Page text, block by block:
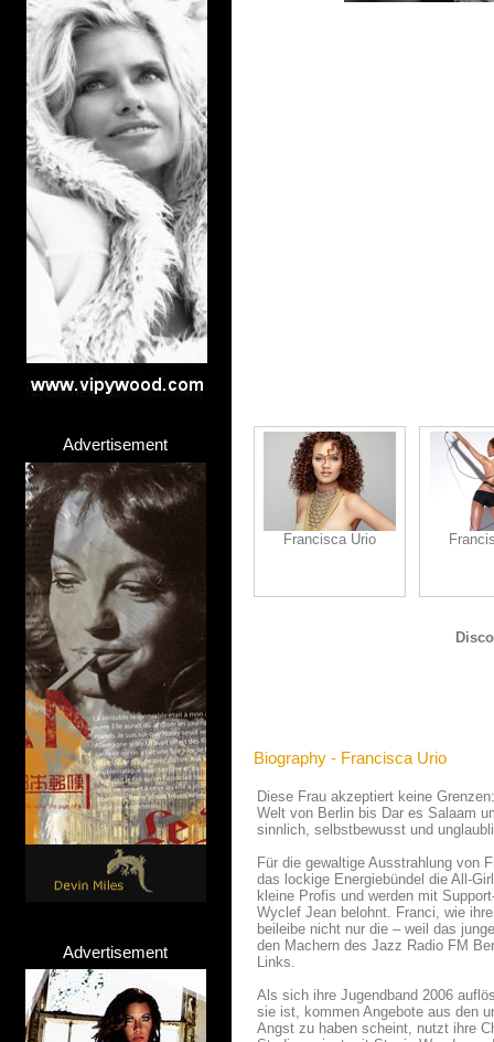
Advertisement
Advertisement
Francisca Urio
Biography - Francisca Urio
Diese Frau akzeptiert keine
Welt von Berlin bis Dar es Salaam
sinnlich, selbstbewusst und
Für die gewaltige Ausstrahlung von
das lockige Energiebündel die All-
kleine Profis und werden mit
Wyclef Jean belohnt. Franci, wie
beileibe nicht nur die – weil das
den Machern des Jazz Radio FM
Links.
Als sich ihre Jugendband 2006
sie ist, kommen Angebote aus den
Angst zu haben scheint, nutzt ihre